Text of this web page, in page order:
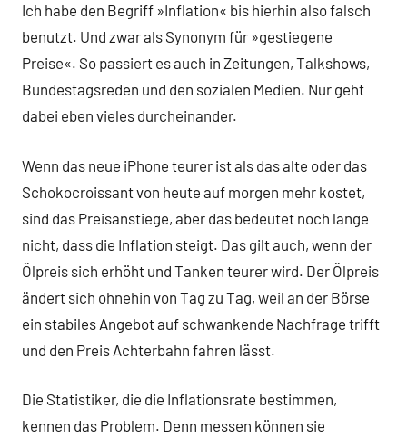
Ich habe den Begriff »Inflation« bis hierhin also falsch
benutzt. Und zwar als Synonym für »gestiegene
Preise«. So passiert es auch in Zeitungen, Talkshows,
Bundestagsreden und den sozialen Medien. Nur geht
dabei eben vieles durcheinander.
Wenn das neue iPhone teurer ist als das alte oder das
Schokocroissant von heute auf morgen mehr kostet,
sind das Preisanstiege, aber das bedeutet noch lange
nicht, dass die Inflation steigt. Das gilt auch, wenn der
Ölpreis sich erhöht und Tanken teurer wird. Der Ölpreis
ändert sich ohnehin von Tag zu Tag, weil an der Börse
ein stabiles Angebot auf schwankende Nachfrage trifft
und den Preis Achterbahn fahren lässt.
Die Statistiker, die die Inflationsrate bestimmen,
kennen das Problem. Denn messen können sie